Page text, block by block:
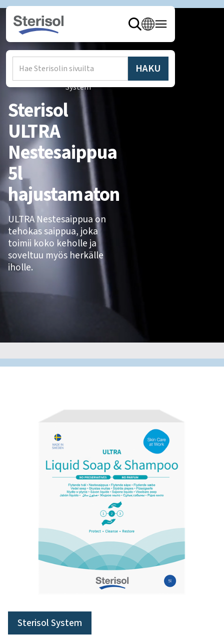
System
Sterisol
ULTRA
Nestesaippua
5l
hajustamaton
ULTRA Nestesaippua on
tehokas saippua, joka
toimii koko keholle ja
soveltuu myös herkälle
iholle.
Sterisol System